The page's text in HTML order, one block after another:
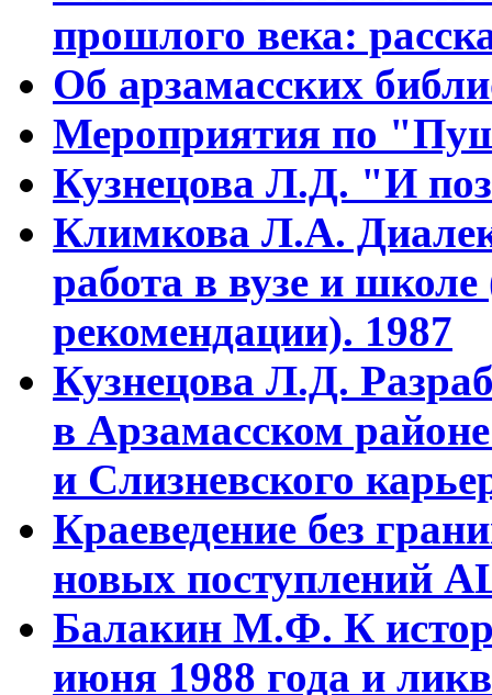
прошлого века:
Об арзамасских
Мероприятия по
Кузнецова Л.Д. "И
Климкова Л.А.
работа в вузе и
рекомендации). 1987
Кузнецова Л.Д.
в Арзамасском
и Слизневского
Краеведение без
новых поступлений
Балакин М.Ф. К
июня 1988 года и